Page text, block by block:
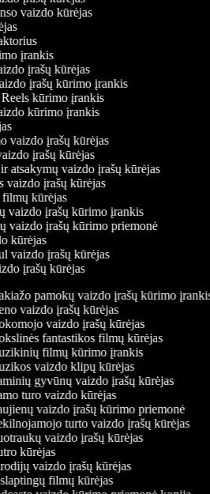
vaizdo kūrėjas
įrankis
įrašų kūrėjas
įrašų kūrimo įrankis
Reels kūrimo įrankis
kūrimo įrankis
vaizdo įrašų kūrėjas
įrašų kūrėjas
ir atsakymų vaizdo įrašų kūrėjas
vaizdo įrašų kūrėjas
filmų kūrėjas
vaizdo įrašų kūrimo įrankis
vaizdo įrašų kūrimo priemonė
kūrėjas
vaizdo įrašų kūrėjas
įrašų kūrėjas
pamokų vaizdo įrašų kūrimo įrankis
vaizdo įrašų kūrėjas
vaizdo įrašų kūrėjas
fantastikos filmų kūrėjas
filmų kūrimo įrankis
vaizdo klipų kūrėjas
gyvūnų vaizdo įrašų kūrėjas
turo vaizdo kūrėjas
vaizdo įrašų kūrimo priemonė
turto vaizdo įrašų kūrėjas
vaizdo įrašų kūrėjas
kūrėjas
vaizdo įrašų kūrėjas
filmų kūrėjas